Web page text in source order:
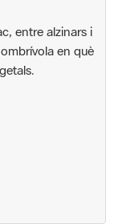
entre alzinars i
en què